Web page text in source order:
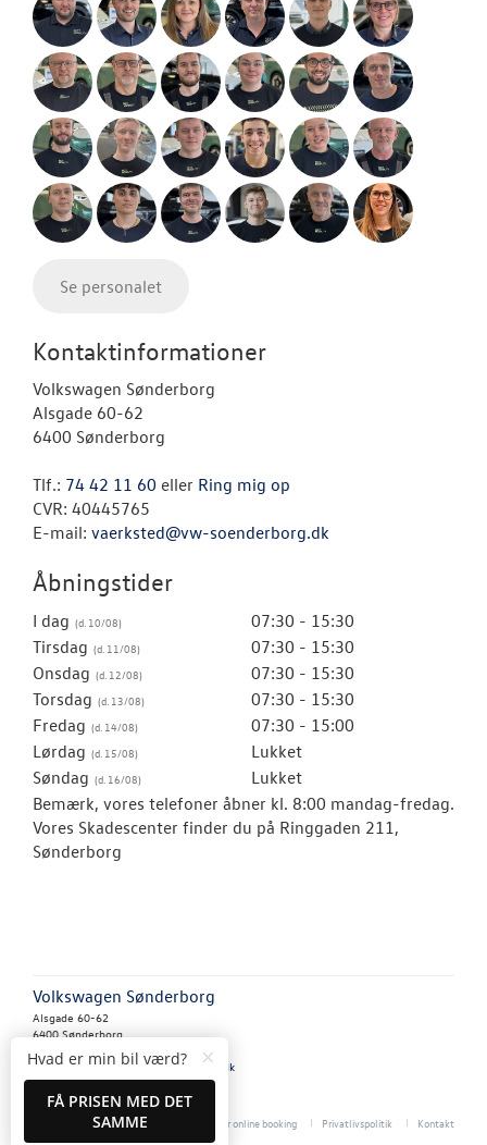
Se personalet
Kontaktinformationer
Volkswagen Sønderborg
Alsgade 60-62
6400 Sønderborg
Tlf.: 74 42 11 60 eller Ring mig op
CVR: 40445765
E-mail: vaerksted@vw-soenderborg.dk
Åbningstider
I dag
07:30 - 15:30
Tirsdag
07:30 - 15:30
Onsdag
07:30 - 15:30
Torsdag
07:30 - 15:30
Fredag
07:30 - 15:00
Lørdag
Lukket
Søndag
Lukket
Bemærk, vores telefoner åbner kl. 8:00 mandag-fredag.
Vores Skadescenter finder du på Ringgaden 211,
Sønderborg
Volkswagen Sønderborg
Alsgade 60-62
6400 Sønderborg
74 42 11 60 eller
Ring mig op
E-mail:vaerksted@vw-soenderborg.dk
CVR: 40445765
Cookiepolitik Betingelser for online booking Privatlivspolitik Kontakt
×
Hvad er min bil værd?
FÅ PRISEN MED DET
SAMME